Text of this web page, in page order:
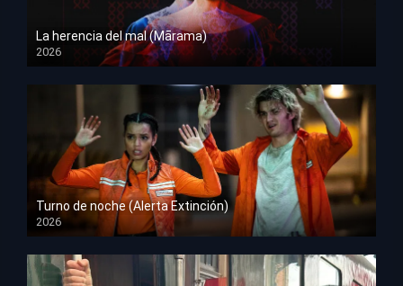
La herencia del mal (Mārama)
2026
HD 1080p
Turno de noche (Alerta Extinción)
2026
HD 1080p